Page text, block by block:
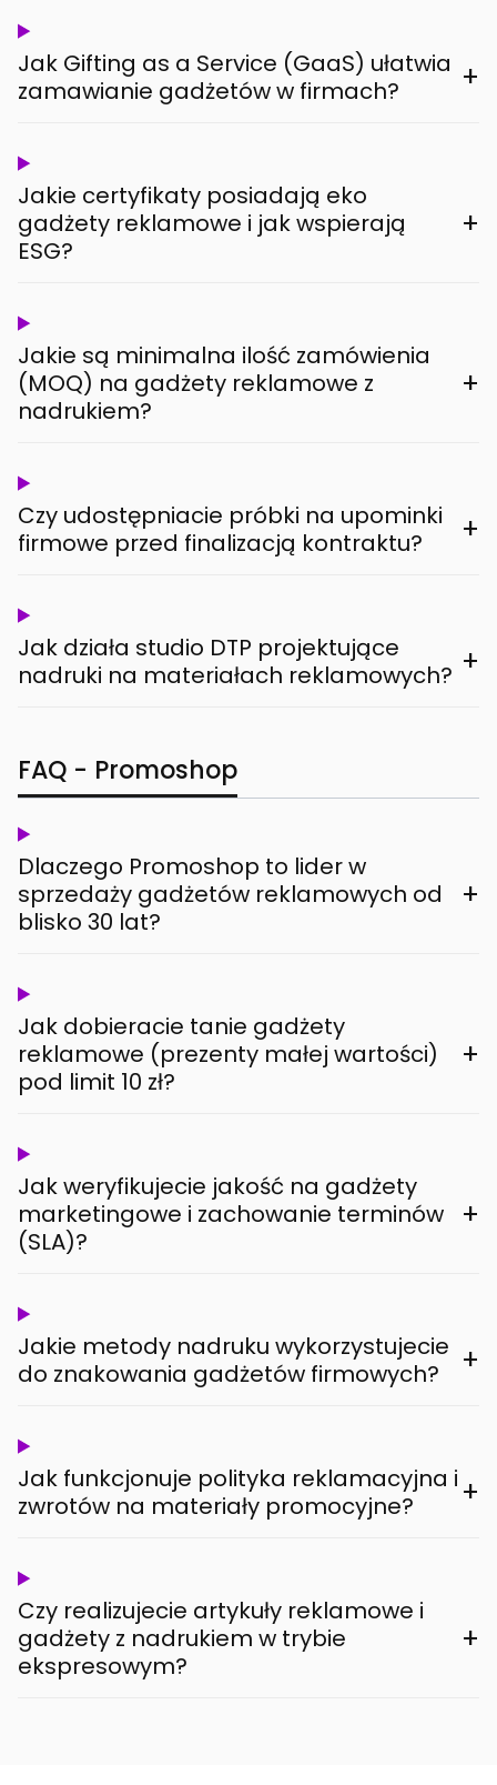
Jak Gifting as a Service (GaaS) ułatwia
zamawianie gadżetów w firmach?
+
Jakie certyfikaty posiadają eko
gadżety reklamowe i jak wspierają
ESG?
+
Jakie są minimalna ilość zamówienia
(MOQ) na gadżety reklamowe z
nadrukiem?
+
Czy udostępniacie próbki na upominki
firmowe przed finalizacją kontraktu?
+
Jak działa studio DTP projektujące
nadruki na materiałach reklamowych? +
FAQ - Promoshop
Dlaczego Promoshop to lider w
sprzedaży gadżetów reklamowych od
blisko 30 lat?
+
Jak dobieracie tanie gadżety
reklamowe (prezenty małej wartości)
pod limit 10 zł?
+
Jak weryfikujecie jakość na gadżety
marketingowe i zachowanie terminów
(SLA)?
+
Jakie metody nadruku wykorzystujecie
do znakowania gadżetów firmowych?
+
Jak funkcjonuje polityka reklamacyjna i
zwrotów na materiały promocyjne?
+
Czy realizujecie artykuły reklamowe i
gadżety z nadrukiem w trybie
ekspresowym?
+